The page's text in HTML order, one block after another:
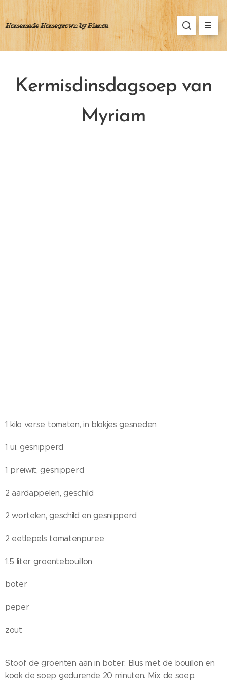
Homemade Homegrown by Bianca
Kermisdinsdagsoep van
Myriam
1 kilo verse tomaten, in blokjes gesneden
1 ui, gesnipperd
1 preiwit, gesnipperd
2 aardappelen, geschild
2 wortelen, geschild en gesnipperd
2 eetlepels tomatenpuree
1,5 liter groentebouillon
boter
peper
zout
Stoof de groenten aan in boter. Blus met de bouillon en
kook de soep gedurende 20 minuten. Mix de soep.